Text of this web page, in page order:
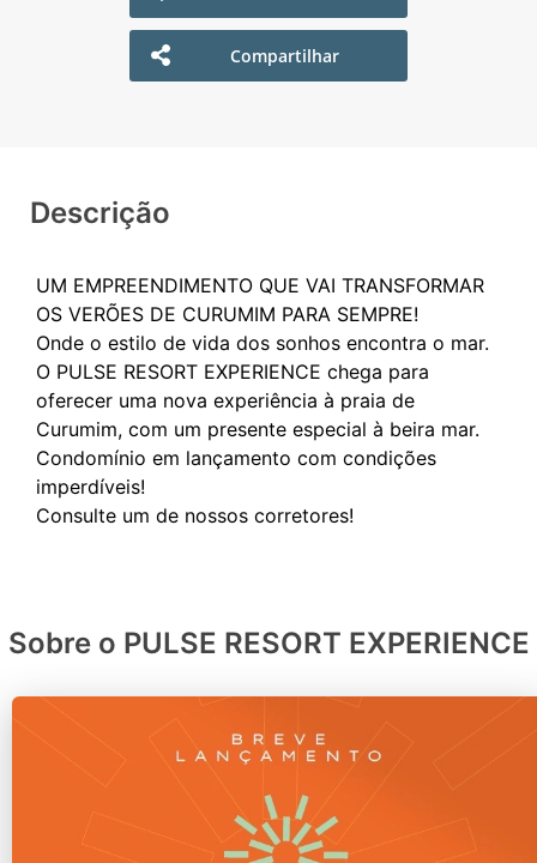
Compartilhar
Descrição
UM EMPREENDIMENTO QUE VAI TRANSFORMAR
OS VERÕES DE CURUMIM PARA SEMPRE!
Onde o estilo de vida dos sonhos encontra o mar.
O PULSE RESORT EXPERIENCE chega para
oferecer uma nova experiência à praia de
Curumim, com um presente especial à beira mar.
Condomínio em lançamento com condições
imperdíveis!
Sobre o PULSE RESORT EXPERIENCE